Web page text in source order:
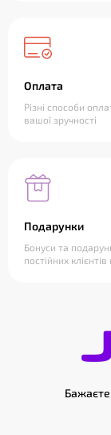
Оплата
Різні способи
вашої зручності
Подарунки
Бонуси та
постійних
Бажаєте